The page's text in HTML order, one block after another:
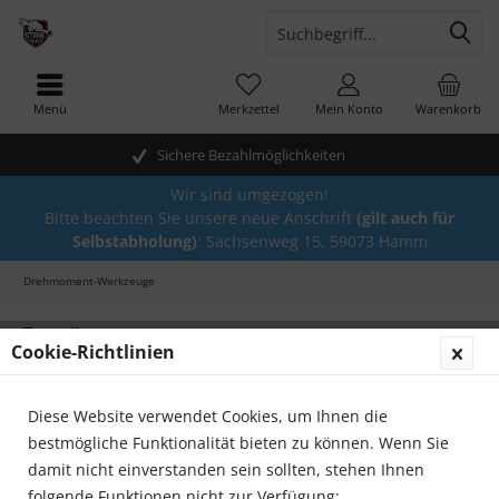
Sichere Bezahlmöglichkeiten
Warenkorb
Merkzettel Mein Konto
Menü
Wir sind umgezogen!
Bitte beachten Sie unsere neue Anschrift (gilt auch für
Selbstabholung): Sachsenweg 15, 59073 Hamm
Drehmoment-Werkzeuge
Topseller
Cookie-Richtlinien
Diese Website verwendet Cookies, um Ihnen die
bestmögliche Funktionalität bieten zu können. Wenn Sie
damit nicht einverstanden sein sollten, stehen Ihnen